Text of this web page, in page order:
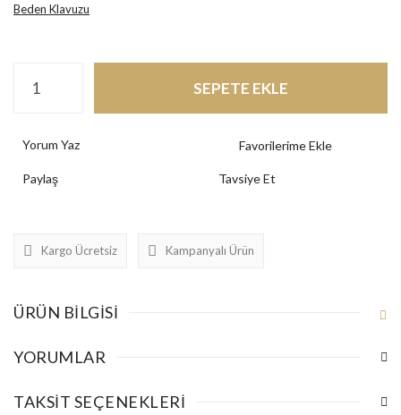
Beden Klavuzu
SEPETE EKLE
Yorum Yaz
Paylaş Tavsiye Et
Kargo Ücretsiz Kampanyalı Ürün
ÜRÜN BILGISI
YORUMLAR
TAKSIT SEÇENEKLERI